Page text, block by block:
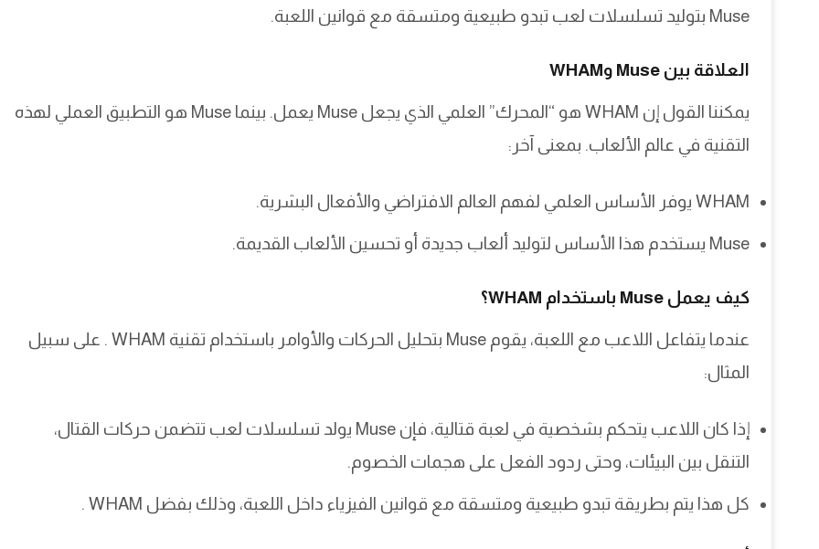
Muse بتوليد تسلسلات لعب تبدو طبيعية ومتسقة مع قوانين اللعبة.
العلاقة بين Muse وWHAM
يمكننا القول إن WHAM هو “المحرك” العلمي الذي يجعل Muse يعمل. بينما Muse هو التطبيق العملي لهذه
التقنية في عالم الألعاب. بمعنى آخر:
WHAM يوفر الأساس العلمي لفهم العالم الافتراضي والأفعال البشرية.
Muse يستخدم هذا الأساس لتوليد ألعاب جديدة أو تحسين الألعاب القديمة.
كيف يعمل Muse باستخدام WHAM؟
عندما يتفاعل اللاعب مع اللعبة، يقوم Muse بتحليل الحركات والأوامر باستخدام تقنية WHAM . على سبيل
المثال:
إذا كان اللاعب يتحكم بشخصية في لعبة قتالية، فإن Muse يولد تسلسلات لعب تتضمن حركات القتال،
التنقل بين البيئات، وحتى ردود الفعل على هجمات الخصوم.
كل هذا يتم بطريقة تبدو طبيعية ومتسقة مع قوانين الفيزياء داخل اللعبة، وذلك بفضل WHAM .